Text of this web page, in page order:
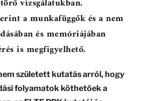
a munkafüggők és a nem
és memóriájában
is megfigyelhető.
született kutatás arról, hogy
folyamatok köthetőek a